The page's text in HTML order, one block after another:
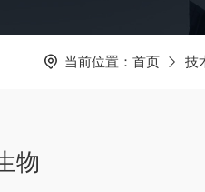
当前位置： 首页 技
物